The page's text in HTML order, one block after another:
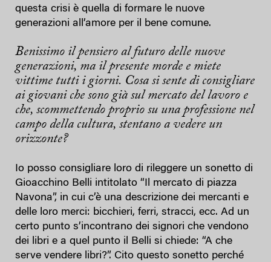
questa crisi è quella di formare le nuove
generazioni all’amore per il bene comune.
Benissimo il pensiero al futuro delle nuove
generazioni, ma il presente morde e miete
vittime tutti i giorni. Cosa si sente di consigliare
ai giovani che sono già sul mercato del lavoro e
che, scommettendo proprio su una professione nel
campo della cultura, stentano a vedere un
orizzonte?
Io posso consigliare loro di rileggere un sonetto di
Gioacchino Belli intitolato “Il mercato di piazza
Navona”, in cui c’è una descrizione dei mercanti e
delle loro merci: bicchieri, ferri, stracci, ecc. Ad un
certo punto s’incontrano dei signori che vendono
dei libri e a quel punto il Belli si chiede: “A che
serve vendere libri?”. Cito questo sonetto perché